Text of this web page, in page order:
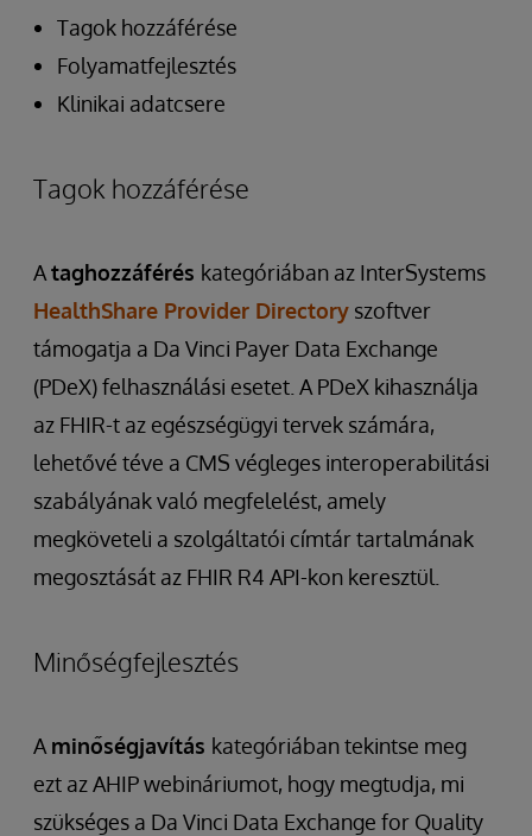
Tagok hozzáférése
Folyamatfejlesztés
Klinikai adatcsere
Tagok hozzáférése
Ataghozzáférés kategóriában az InterSystems
HealthShare Provider Directory szoftver
támogatja a Da Vinci Payer Data Exchange
(PDeX) felhasználási esetet. A PDeX kihasználja
az FHIR-t az egészségügyi tervek számára,
lehetővé téve a CMS végleges interoperabilitási
szabályának való megfelelést, amely
megköveteli a szolgáltatói címtár tartalmának
megosztását az FHIR R4 API-kon keresztül.
Minőségfejlesztés
A minőségjavítás kategóriában tekintse meg
ezt az AHIP webináriumot, hogy megtudja, mi
szükséges a Da Vinci Data Exchange for Quality